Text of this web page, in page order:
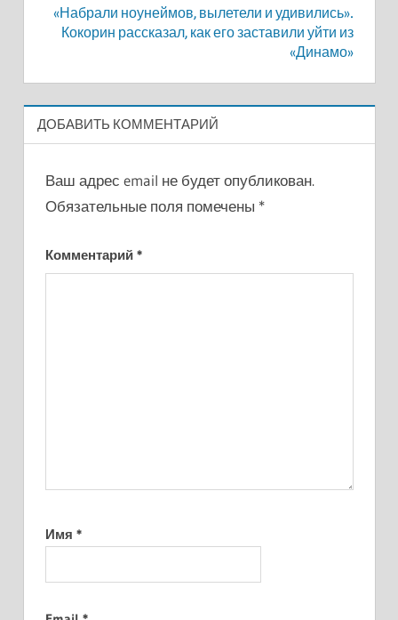
«Набрали ноунеймов, вылетели и удивились».
Кокорин рассказал, как его заставили уйти из
«Динамо»
ДОБАВИТЬ КОММЕНТАРИЙ
Ваш адрес email не будет опубликован.
Обязательные поля помечены *
Комментарий *
Имя *